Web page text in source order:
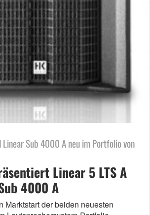
Linear Sub 4000 A neu im Portfolio von
Linear 5 LTS A
4000 A
Marktstart der beiden neuesten